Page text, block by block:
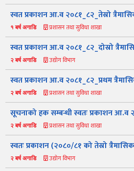
स्वत प्रकाशन आ.व २०८१_८२_तेस्रो
१ बर्ष अगाडि प्रशासन तथा सुविधा शाखा
स्वत प्रकाशन आ.व २०८१_८२_दोस्रो
२ बर्ष अगाडि उद्योग विभाग
स्वत प्रकाशन आ.व २०८१_८२_प्रथम
२ बर्ष अगाडि प्रशासन तथा सुविधा शाखा
सूचनाको हक सम्बन्धी स्वतः प्रकाशन आ.व
२ बर्ष अगाडि प्रशासन तथा सुविधा शाखा
स्वतः प्रकाशन (२०८०/८१ को तेस्रो
२ बर्ष अगाडि उद्योग विभाग